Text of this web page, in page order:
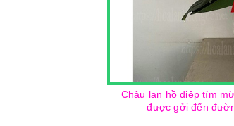
Chậu lan hồ điệp tím
được gởi đến